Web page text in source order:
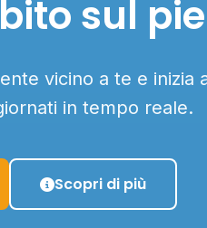
sul
vicino a te e inizia
in tempo reale.
Scopri di più